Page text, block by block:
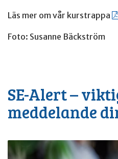
Läs mer om vår kurstrappa
Foto: Susanne Bäckström
SE-Alert –
meddelande